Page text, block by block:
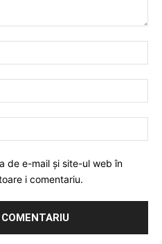
de e-mail și site-ul web în
i comentariu.